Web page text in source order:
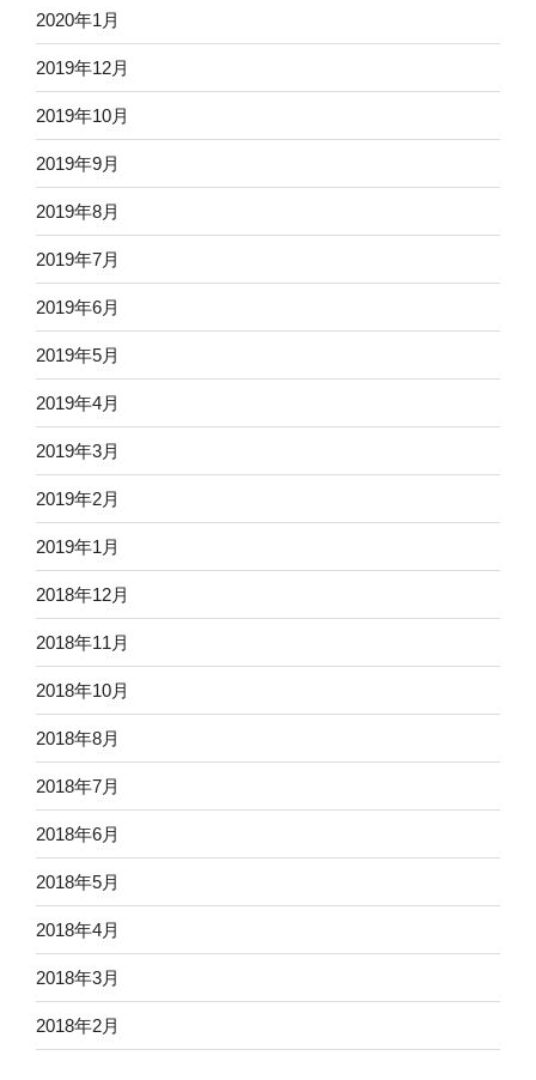
2020年1月
2019年12月
2019年10月
2019年9月
2019年8月
2019年7月
2019年6月
2019年5月
2019年4月
2019年3月
2019年2月
2019年1月
2018年12月
2018年11月
2018年10月
2018年8月
2018年7月
2018年6月
2018年5月
2018年4月
2018年3月
2018年2月